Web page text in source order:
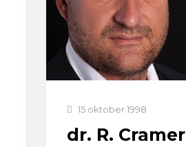
15 oktober 1998
dr. R. Cramer